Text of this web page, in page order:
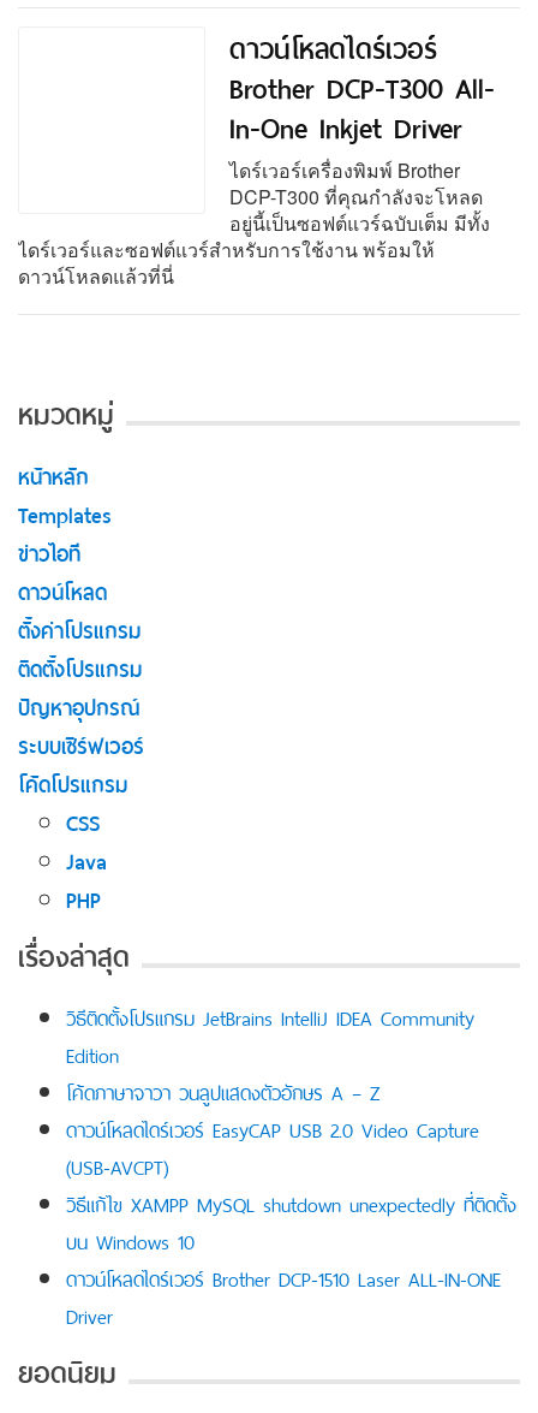
ดาวน์โหลดไดร์เวอร์
Brother DCP-T300 All-
In-One Inkjet Driver
ไดร์เวอร์เครื่องพิมพ์ Brother
DCP-T300 ที่คุณกำลังจะโหลด
อยู่นี้เป็นซอฟต์แวร์ฉบับเต็ม มีทั้ง
ไดร์เวอร์และซอฟต์แวร์สำหรับการใช้งาน พร้อมให้
ดาวน์โหลดแล้วที่นี่
หมวดหมู่
หน้าหลัก
Templates
ข่าวไอที
ดาวน์โหลด
ตั้งค่าโปรแกรม
ติดตั้งโปรแกรม
ปัญหาอุปกรณ์
ระบบเซิร์ฟเวอร์
โค้ดโปรแกรม
CSS
Java
PHP
เรื่องล่าสุด
วิธีติดตั้งโปรแกรม JetBrains IntelliJ IDEA Community
Edition
โค้ดภาษาจาวา วนลูปแสดงตัวอักษร A – Z
ดาวน์โหลดไดร์เวอร์ EasyCAP USB 2.0 Video Capture
(USB-AVCPT)
วิธีแก้ไข XAMPP MySQL shutdown unexpectedly ที่ติดตั้ง
บน Windows 10
ดาวน์โหลดไดร์เวอร์ Brother DCP-1510 Laser ALL-IN-ONE
Driver
ยอดนิยม